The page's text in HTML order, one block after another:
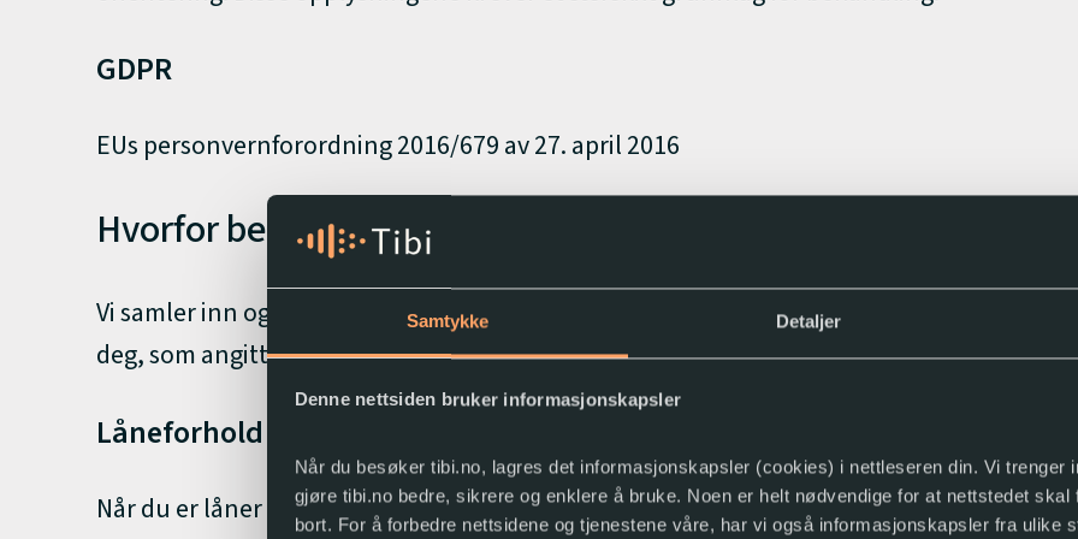
Samtykke Detaljer
Denne nettsiden bruker informasjonskapsler
Når du besøker tibi.no, lagres det informasjonskapsler (cookies) i nettleseren din. Vi trenger
gjøre tibi.no bedre, sikrere og enklere å bruke. Noen er helt nødvendige for at nettstedet
bort. For å forbedre nettsidene og tjenestene våre, har vi også informasjonskapsler fra ulike
GDPR
EUs personvernforordning 2016/679 av 27. april 2016
Hvorfor behandler vi personopplysninger om deg og hva
Vi samler inn og bruker dine personopplysninger til ulike formål avhengig av hvem du
deg, som angitt her:
Låneforhold
Når du er låner hos oss, trenger vi opplysninger om deg for å kunne låne ut lydbøker og